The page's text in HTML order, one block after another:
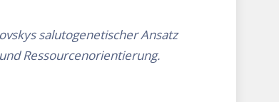
salutogenetischer Ansatz
Ressourcenorientierung.